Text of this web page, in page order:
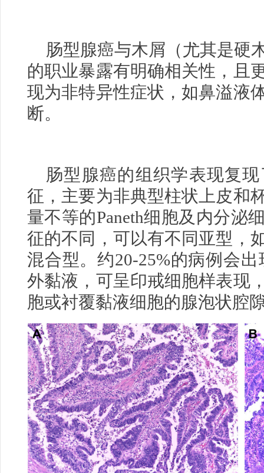
肠型腺癌与木屑（尤其是硬
的职业暴露有明确相关性，且
现为非特异性症状，如鼻溢液
断。
肠型腺癌的组织学表现复
征，主要为非典型柱状上皮和
量不等的Paneth细胞及内分泌
征的不同，可以有不同亚型，
混合型。约20-25%的病例会
外黏液，可呈印戒细胞样表现
胞或衬覆黏液细胞的腺泡状腔